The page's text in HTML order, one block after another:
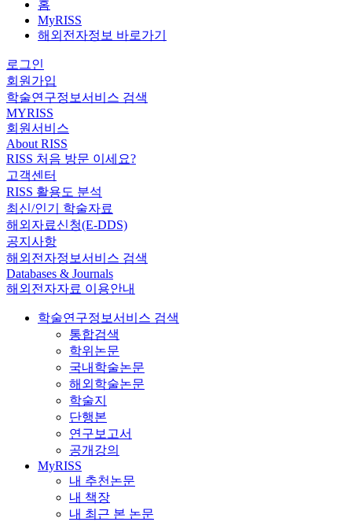
홈
MyRISS
해외전자정보 바로가기
로그인
회원가입
학술연구정보서비스 검색
MYRISS
회원서비스
About RISS
RISS 처음 방문 이세요?
고객센터
RISS 활용도 분석
최신/인기 학술자료
해외자료신청(E-DDS)
공지사항
해외전자정보서비스 검색
Databases & Journals
해외전자자료 이용안내
학술연구정보서비스 검색
통합검색
학위논문
국내학술논문
해외학술논문
학술지
단행본
연구보고서
공개강의
MyRISS
내 추천논문
내 책장
내 최근 본 논문